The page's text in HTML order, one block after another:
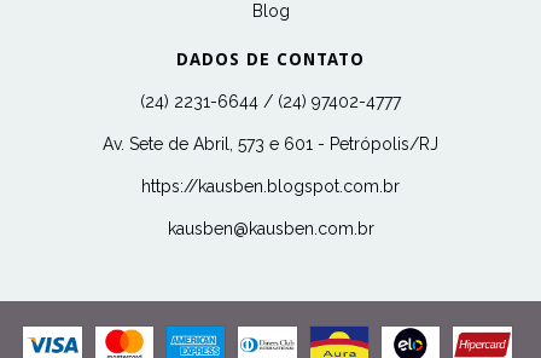
Blog
DADOS DE CONTATO
(24) 2231-6644 / (24) 97402-4777
Av. Sete de Abril, 573 e 601 - Petrópolis/RJ
https://kausben.blogspot.com.br
kausben@kausben.com.br